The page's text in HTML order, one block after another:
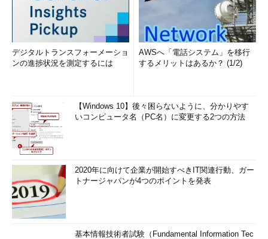
デジタルトランスフォーメーショ
ンの進捗状況を測定するには
AWSへ「電話システム」を移行
するメリットはあるか？ (1/2)
【Windows 10】後々困らないように、分かりやす
いコンピュータ名（PC名）に変更する2つの方法
2020年に向けて企業が開始すべきIT関連行動、ガー
トナージャパンが4つのポイントを発表
基本情報技術者試験（Fundamental Information Tec